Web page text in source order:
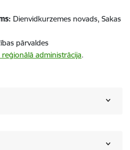
Dienvidkurzemes novads, Sakas
pārvaldes
reģionālā administrācija.